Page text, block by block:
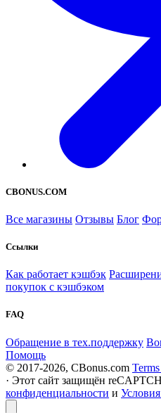
CBONUS.COM
Все магазины Отзывы Блог
Ссылки
Как работает кэшбэк
покупок с кэшбэком
FAQ
Обращение в тех.поддержку
Помощь
© 2017-2026, CBonus.com
· Этот сайт защищён
конфиденциальности и